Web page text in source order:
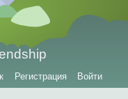
Регистрация Войти